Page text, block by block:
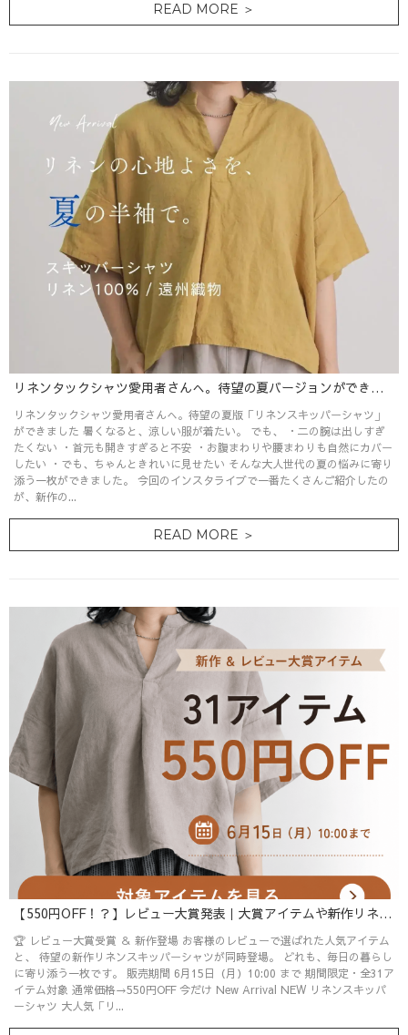
READ MORE ＞
リネンタックシャツ愛用者さんへ。待望の夏バージョンができました
リネンタックシャツ愛用者さんへ。待望の夏版「リネンスキッパーシャツ」
ができました 暑くなると、涼しい服が着たい。 でも、 ・二の腕は出しすぎ
たくない ・首元も開きすぎると不安 ・お腹まわりや腰まわりも自然にカバー
したい ・でも、ちゃんときれいに見せたい そんな大人世代の夏の悩みに寄り
添う一枚ができました。 今回のインスタライブで一番たくさんご紹介したの
が、新作の...
READ MORE ＞
【550円OFF！？】レビュー大賞発表｜大賞アイテムや新作リネンシャツもお得に！
🏆 レビュー大賞受賞 ＆ 新作登場 お客様のレビューで選ばれた人気アイテム
と、 待望の新作リネンスキッパーシャツが同時登場。 どれも、毎日の暮らし
に寄り添う一枚です。 販売期間 6月15日（月）10:00 まで 期間限定・全31ア
イテム対象 通常価格→550円OFF 今だけ New Arrival NEW リネンスキッパ
ーシャツ 大人気「リ...